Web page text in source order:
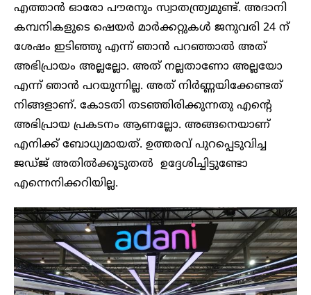
എത്താൻ ഓരോ പൗരനും സ്വാതന്ത്ര്യമുണ്ട്. അദാനി
കമ്പനികളുടെ ഷെയർ മാർക്കറ്റുകൾ ജനുവരി 24 ന്
ശേഷം ഇടിഞ്ഞു എന്ന് ഞാൻ പറഞ്ഞാൽ അത്
അഭിപ്രായം അല്ലല്ലോ. അത് നല്ലതാണോ അല്ലയോ
എന്ന് ഞാൻ പറയുന്നില്ല. അത് നിർണ്ണയിക്കേണ്ടത്
നിങ്ങളാണ്. കോടതി തടഞ്ഞിരിക്കുന്നതു എന്റെ
അഭിപ്രായ പ്രകടനം ആണല്ലോ. അങ്ങനെയാണ്
എനിക്ക് ബോധ്യമായത്. ഉത്തരവ് പുറപ്പെടുവിച്ച
ജഡ്ജ് അതിൽക്കൂടുതൽ ഉദ്ദേശിച്ചിട്ടുണ്ടോ
എന്നെനിക്കറിയില്ല.